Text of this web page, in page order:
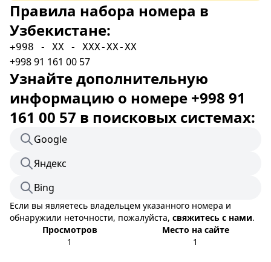
Правила набора номера в
Узбекистане:
+998 - XX - XXX-XX-XX
+998 91 161 00 57
Узнайте дополнительную
информацию о номере +998 91
161 00 57 в поисковых системах:
Google
Яндекс
Bing
Если вы являетесь владельцем указанного номера и
обнаружили неточности, пожалуйста, свяжитесь с нами.
Просмотров
1
Место на сайте
1